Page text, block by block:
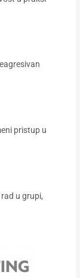
pristup u
u grupi,